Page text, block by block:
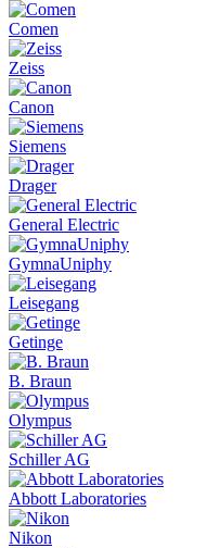
Comen
Zeiss
Canon
Siemens
Drager
General Electric
GymnaUniphy
Leisegang
Getinge
B. Braun
Olympus
Schiller AG
Abbott Laboratories
Nikon